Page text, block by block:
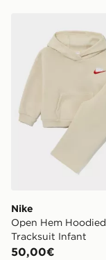
Nike
Open Hem Hoodied
Tracksuit Infant
50,00€